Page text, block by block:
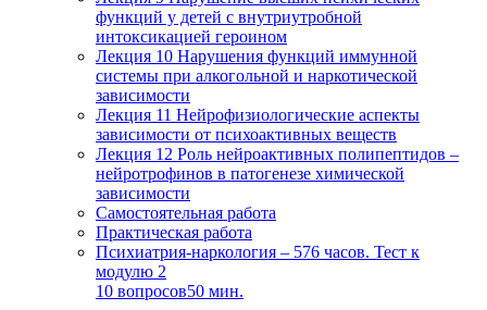
функций у детей с внутриутробной
интоксикацией героином
Лекция 10 Нарушения функций иммунной
системы при алкогольной и наркотической
зависимости
Лекция 11 Нейрофизиологические аспекты
зависимости от психоактивных веществ
Лекция 12 Роль нейроактивных полипептидов –
нейротрофинов в патогенезе химической
зависимости
Самостоятельная работа
Практическая работа
Психиатрия-наркология – 576 часов. Тест к
модулю 2
10 вопросов50 мин.